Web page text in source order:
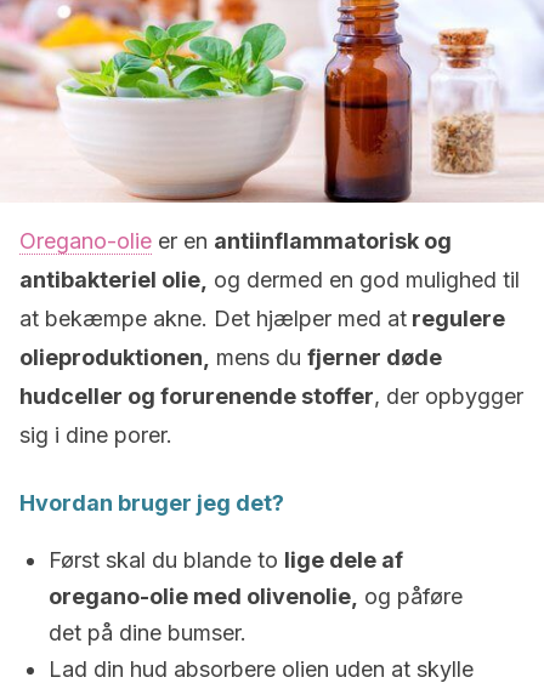
Oregano-olie er en antiinflammatorisk og
antibakteriel olie, og dermed en god mulighed til
at bekæmpe akne. Det hjælper med at regulere
olieproduktionen,
mens du fjerner døde
hudceller og forurenende stoffer, der opbygger
sig i dine porer.
Hvordan bruger jeg det?
Først skal du blande to lige dele af
oregano-olie med olivenolie, og påføre
det på dine bumser.
Lad din hud absorbere olien uden at skylle